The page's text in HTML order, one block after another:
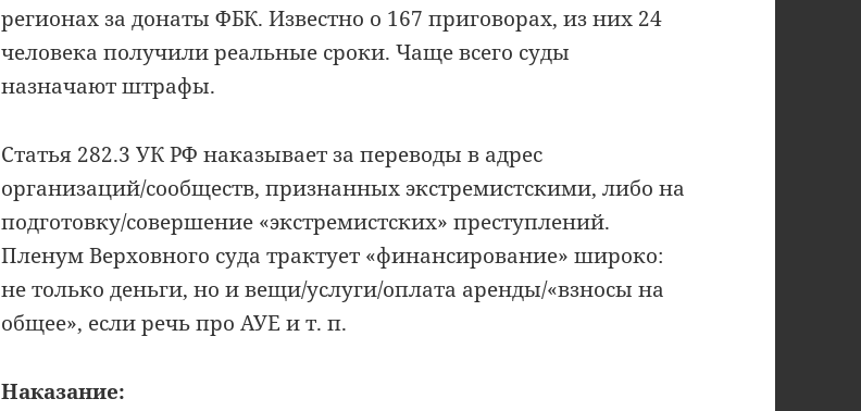
регионах за донаты ФБК. Известно о 167 приговорах, из них 24
человека получили реальные сроки. Чаще всего суды
назначают штрафы.
Статья 282.3 УК РФ наказывает за переводы в адрес
организаций/сообществ, признанных экстремистскими, либо на
подготовку/совершение «экстремистских» преступлений.
Пленум Верховного суда трактует «финансирование» широко:
не только деньги, но и вещи/услуги/оплата аренды/«взносы на
общее», если речь про АУЕ и т. п.
Наказание: